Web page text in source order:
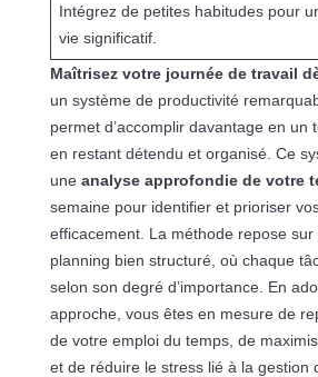
Intégrez de petites habitudes pour
vie significatif.
Maîtrisez votre journée de travail
un système de productivité
permet d’accomplir davantage en un
en restant détendu et organisé. Ce
une analyse approfondie de votre
semaine pour identifier et prioriser
efficacement. La méthode repose sur
planning bien structuré, où chaque
selon son degré d’importance. En
approche, vous êtes en mesure de
de votre emploi du temps, de
et de réduire le stress lié à la gestion